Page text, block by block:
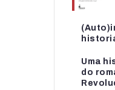
Uma
do
Uma
do